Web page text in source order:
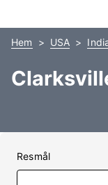
Hem USA
Resmål